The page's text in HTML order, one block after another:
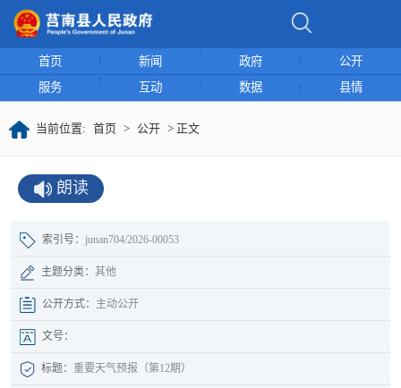
首页 新闻 政府
公开
服务
互动 数据 县情
当前位置: 首页 > 公开 > 正文
朗读
索引号： junan704/2026-00053
主题分类： 其他
公开方式： 主动公开
文号：
标题： 重要天气预报（第12期）